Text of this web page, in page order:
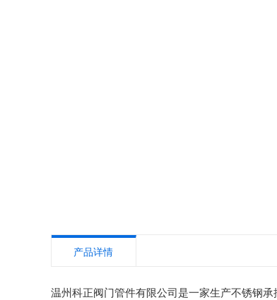
产品详情
温州科正阀门管件有限公司是一家生产不锈钢